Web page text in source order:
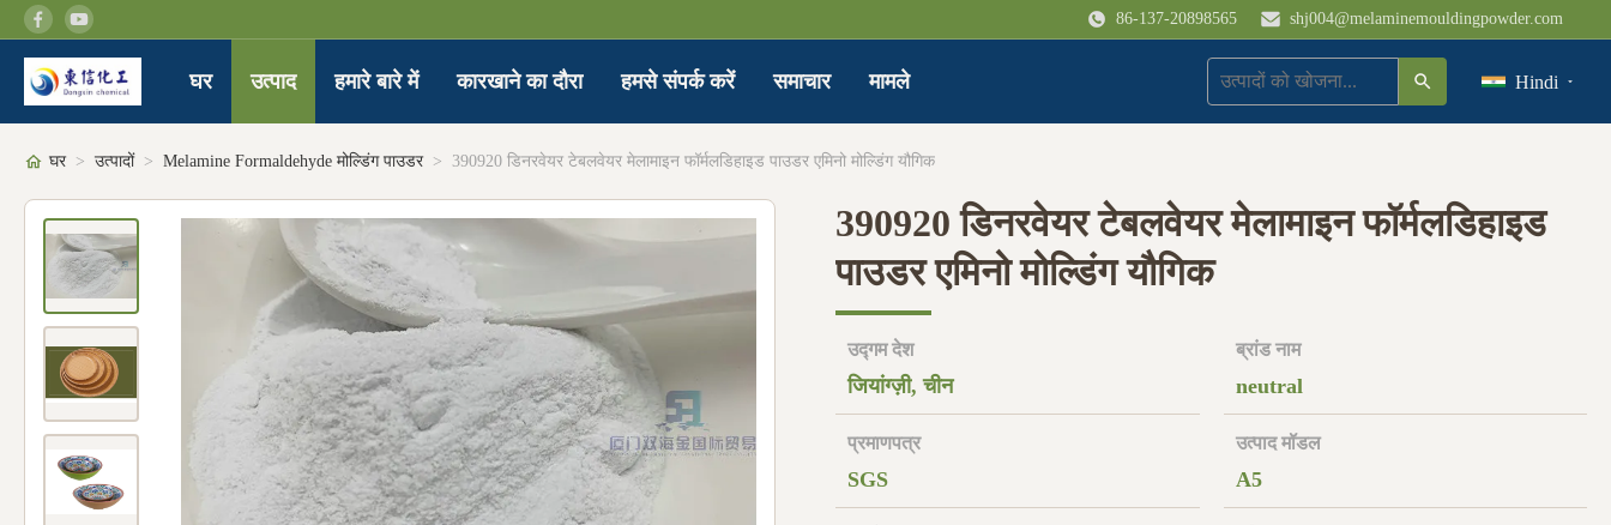
86-137-20898565 shj004@melaminemouldingpowder.com
घर उत्पाद हमारे बारे में कारखाने का दौरा हमसे संपर्क करें समाचार मामले Hindi
घर > उत्पादों > Melamine Formaldehyde मोल्डिंग पाउडर > 390920 डिनरवेयर टेबलवेयर मेलामाइन फॉर्मलडिहाइड पाउडर एमिनो मोल्डिंग यौगिक
390920 डिनरवेयर टेबलवेयर मेलामाइन फॉर्मलडिहाइड
पाउडर एमिनो मोल्डिंग यौगिक
उद्गम देश
जियांग्ज़ी, चीन
ब्रांड नाम
neutral
प्रमाणपत्र
SGS
उत्पाद मॉडल
A5